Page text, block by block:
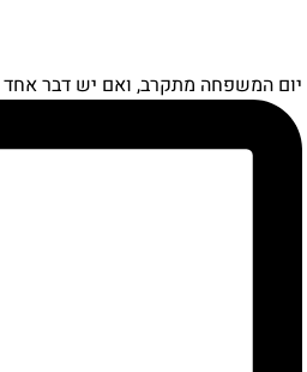
יום המשפחה מתקרב, ואם יש דבר